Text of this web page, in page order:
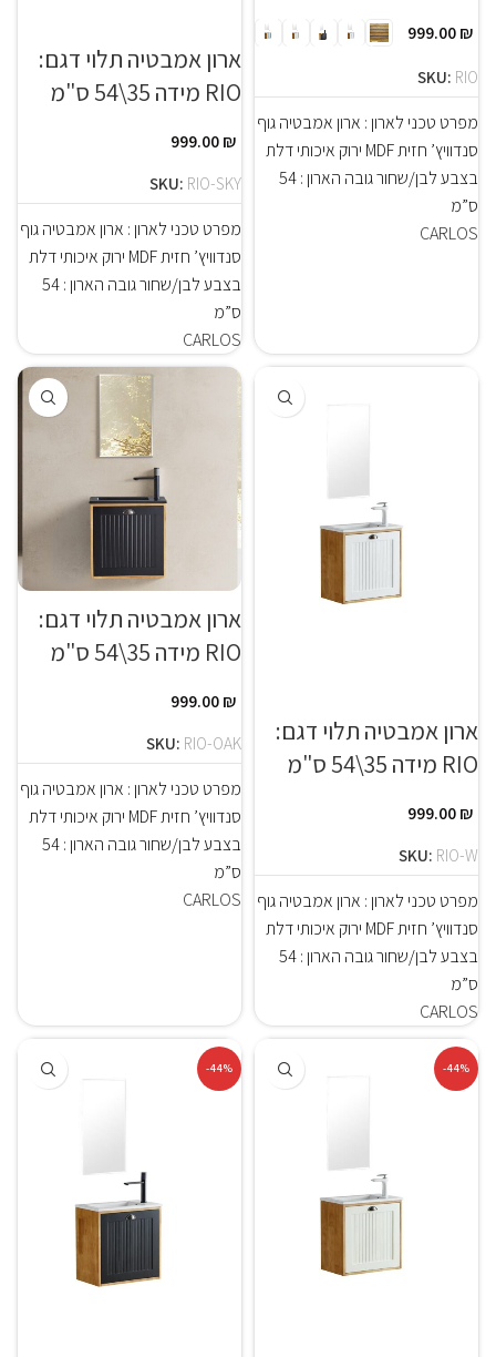
CARLOS
999.00₪
SKU: RIO
מפרט טכני לארון : ארון אמבטיה גוף
סנדוויץ’ חזית MDF ירוק איכותי דלת
בצבע לבן/שחור גובה הארון : 54
ס”מ
ארון אמבטיה תלוי דגם:
RIO מידה 35\54 ס"מ
CARLOS
999.00₪
SKU: RIO-SKY
מפרט טכני לארון : ארון אמבטיה גוף
סנדוויץ’ חזית MDF ירוק איכותי דלת
בצבע לבן/שחור גובה הארון : 54
ס”מ
ארון אמבטיה תלוי דגם:
RIO מידה 35\54 ס"מ
CARLOS
999.00₪
SKU: RIO-W
מפרט טכני לארון : ארון אמבטיה גוף
סנדוויץ’ חזית MDF ירוק איכותי דלת
בצבע לבן/שחור גובה הארון : 54
ס”מ
ארון אמבטיה תלוי דגם:
RIO מידה 35\54 ס"מ
CARLOS
999.00₪
SKU: RIO-OAK
מפרט טכני לארון : ארון אמבטיה גוף
סנדוויץ’ חזית MDF ירוק איכותי דלת
בצבע לבן/שחור גובה הארון : 54
ס”מ
-44%
-44%